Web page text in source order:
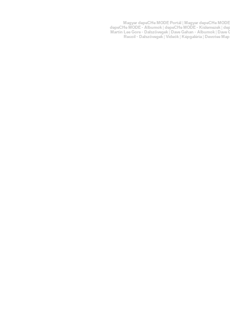
Magyar depeCHe MODE Portál
Magyar depeCHe
depeCHe MODE - Albumok| depeCHe MODE - Kislemezek|
Martin Lee Gore - Dalszövegek| Dave Gahan - Albumok|
Dave
Recoil - Dalszövegek| Videók| Képgaléria| Devotee Map